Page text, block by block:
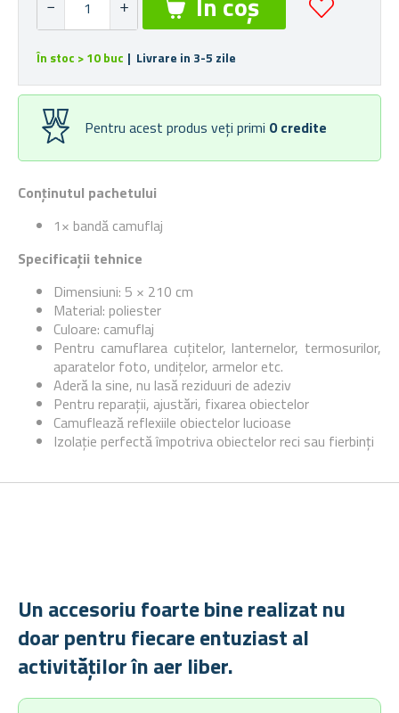
Conținutul pachetului
1× bandă camuflaj
Specificații tehnice
Dimensiuni: 5 × 210 cm
Material: poliester
Culoare: camuflaj
Pentru camuflarea cuțitelor, lanternelor, termosurilor,
aparatelor foto, undițelor, armelor etc.
Aderă la sine, nu lasă reziduuri de adeziv
Pentru reparații, ajustări, fixarea obiectelor
Camuflează reflexiile obiectelor lucioase
Izolație perfectă împotriva obiectelor reci sau fierbinți
În stoc > 10 buc | Livrare in 3-5 zile
Pentru acest produs veți primi 0 credite
Un accesoriu foarte bine realizat nu
doar pentru fiecare entuziast al
activităților în aer liber.